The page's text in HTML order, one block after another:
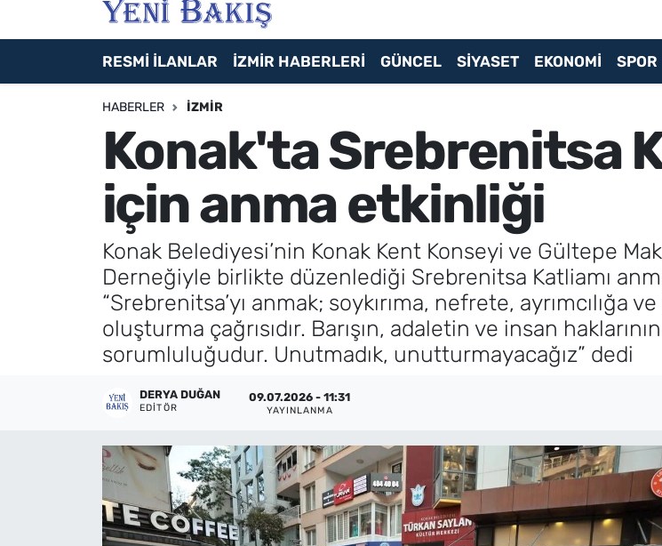
RESMİ İLANLAR İZMİR HABERLERİ GÜNCEL SİYASET EKONOMİ SPOR
HABERLER İZMIR
Konak'ta Srebrenitsa
için anma etkinliği
Konak Belediyesi’nin Konak Kent Konseyi ve Gültepe
Derneğiyle birlikte düzenlediği Srebrenitsa Katliamı
“Srebrenitsa’yı anmak; soykırıma, nefrete, ayrımcılığa
oluşturma çağrısıdır. Barışın, adaletin ve insan
sorumluluğudur. Unutmadık, unutturmayacağız” dedi
DERYA DUĞAN
EDITÖR
09.07.2026 - 11:31
YAYINLANMA
Magazin
İletişim